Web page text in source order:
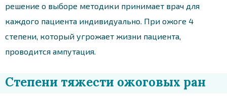
решение о выборе методики принимает врач для
каждого пациента индивидуально. При ожоге 4
степени, который угрожает жизни пациента,
проводится ампутация.
Степени тяжести ожоговых ран